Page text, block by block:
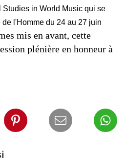
in World Music qui se
l'Homme du 24 au 27 juin
mis en avant, cette
plénière en honneur à